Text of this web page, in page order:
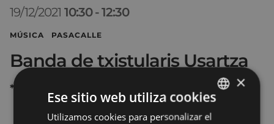
19/12/2021 10:30 -12:30
MÚSICA PASACALLE
Banda de txistularis Usartza
*
BASQUE
×
Ese sitio web utiliza cookies
Utilizamos cookies para personalizar el